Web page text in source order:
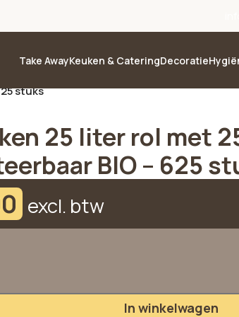
Take AwayKeuken & CateringDecoratie
stuks
25 liter rol met
BIO – 625
excl. btw
In winkelwagen